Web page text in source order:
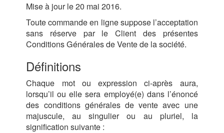
Mise à jour le 20 mai 2016.
Toute commande en ligne suppose l’acceptation
sans réserve par le Client des présentes
Conditions Générales de Vente de la société.
Définitions
Chaque mot ou expression ci-après aura,
lorsqu’il ou elle sera employé(e) dans l’énoncé
des conditions générales de vente avec une
majuscule, au singulier ou au pluriel, la
signification suivante :